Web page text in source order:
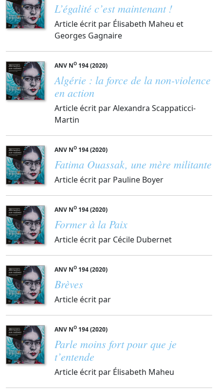
L’égalité c’est maintenant !
Article écrit par Élisabeth Maheu et
Georges Gagnaire
ANV NO 194 (2020)
Algérie : la force de la non-violence
en action
Article écrit par Alexandra Scappaticci-
Martin
ANV NO 194 (2020)
Fatima Ouassak, une mère militante
Article écrit par Pauline Boyer
ANV NO 194 (2020)
Former à la Paix
Article écrit par Cécile Dubernet
ANV NO 194 (2020)
Brèves
Article écrit par
ANV NO 194 (2020)
Parle moins fort pour que je
t’entende
Article écrit par Élisabeth Maheu